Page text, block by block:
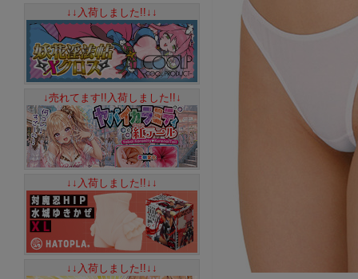
↓↓入荷しました!!↓↓
↓売れてます!!入荷しました!!↓
↓↓入荷しました!!↓↓
↓↓入荷しました!!↓↓